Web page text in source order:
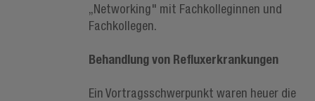
„Networking" mit Fachkolleginnen und
Fachkollegen.
Behandlung von Refluxerkrankungen
Ein Vortragsschwerpunkt waren heuer die